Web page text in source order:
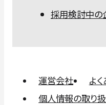
採用検討中の
運営会社 よ
個人情報の取り